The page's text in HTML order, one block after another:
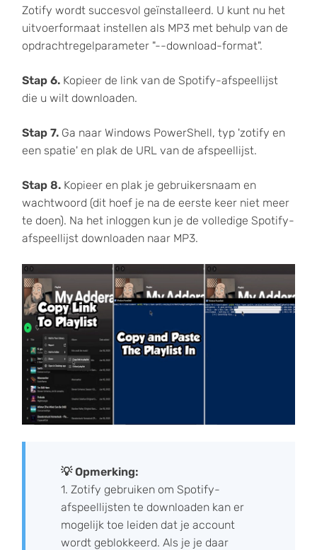
Zotify wordt succesvol geïnstalleerd. U kunt nu het
uitvoerformaat instellen als MP3 met behulp van de
opdrachtregelparameter "--download-format".
Stap 6. Kopieer de link van de Spotify-afspeellijst
die u wilt downloaden.
Stap 7. Ga naar Windows PowerShell, typ 'zotify en
een spatie' en plak de URL van de afspeellijst.
Stap 8. Kopieer en plak je gebruikersnaam en
wachtwoord (dit hoef je na de eerste keer niet meer
te doen). Na het inloggen kun je de volledige Spotify-
afspeellijst downloaden naar MP3.
💡 Opmerking:
1. Zotify gebruiken om Spotify-
afspeellijsten te downloaden kan er
mogelijk toe leiden dat je account
wordt geblokkeerd. Als je je daar